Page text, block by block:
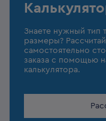
Знаете нужный тип
размеры?
самостоятельно
заказа с помощью
калькулятора.